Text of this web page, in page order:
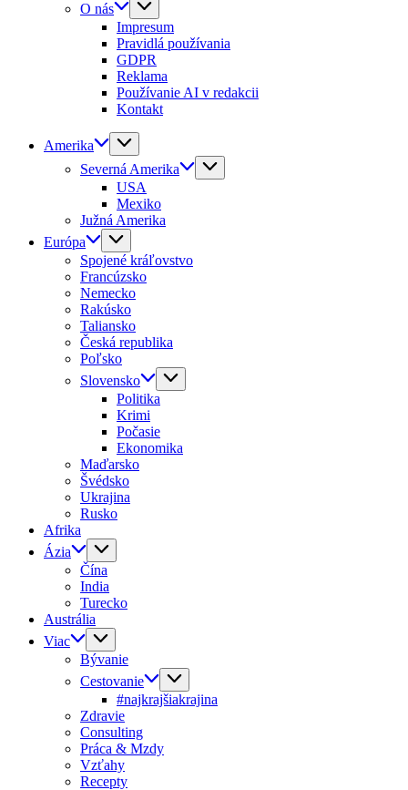
O nás
Impresum
Pravidlá používania
GDPR
Reklama
Používanie AI v redakcii
Kontakt
Amerika
Severná Amerika
USA
Mexiko
Južná Amerika
Európa
Spojené kráľovstvo
Francúzsko
Nemecko
Rakúsko
Taliansko
Česká republika
Poľsko
Slovensko
Politika
Krimi
Počasie
Ekonomika
Maďarsko
Švédsko
Ukrajina
Rusko
Afrika
Ázia
Čína
India
Turecko
Austrália
Viac
Bývanie
Cestovanie
#najkrajšiakrajina
Zdravie
Consulting
Práca & Mzdy
Vzťahy
Recepty